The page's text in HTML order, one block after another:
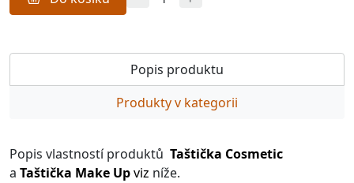
Popis produktu
Produkty v kategorii
Popis vlastností produktů Taštička Cosmetic
a Taštička Make Upviz níže.